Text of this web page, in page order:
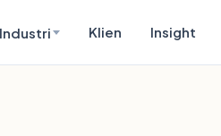
Industri Klien Insight